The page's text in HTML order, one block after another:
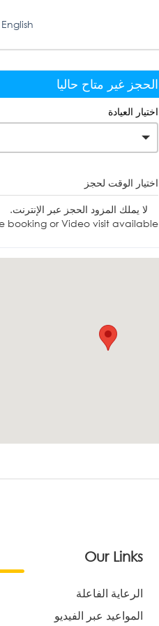
English
الحجز غير متاح حاليا
اختيار العيادة
اختيار الوقت لحجز
لا يملك المزود الحجز عبر الإنترنت.
booking or Video visit available.
Our Links
الرعاية الفاعلة
المواعيد عبر الفيديو